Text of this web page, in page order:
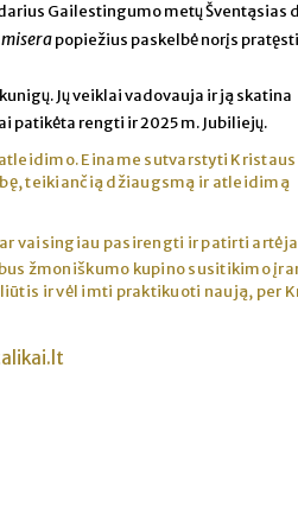
Gailestingumo metų Šventąsias
popiežius paskelbė norįs
Jų veiklai vadovauja ir ją skatina
patikėta rengti ir 2025 m. Jubiliejų.
Einame sutvarstyti
teikiančią džiaugsmą ir atleidimą
vaisingiau pasirengti ir patirti
žmoniškumo kupino susitikimo
ir vėl imti praktikuoti naują, per